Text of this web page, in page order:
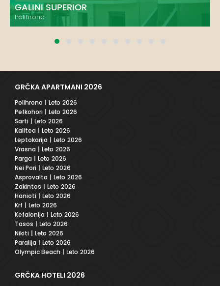
GALINI SUPERIOR
Polihrono
GRČKA APARTMANI 2026
Polihrono | Leto 2026
Pefkohori | Leto 2026
Sarti | Leto 2026
Kalitea | Leto 2026
Leptokarija | Leto 2026
Vrasna | Leto 2026
Parga | Leto 2026
Nei Pori | Leto 2026
Asprovalta | Leto 2026
Zakintos | Leto 2026
Hanioti | Leto 2026
Krf | Leto 2026
Kefalonija | Leto 2026
Tasos | Leto 2026
Nikiti | Leto 2026
Paralija | Leto 2026
Olympic Beach | Leto 2026
GRČKA HOTELI 2026